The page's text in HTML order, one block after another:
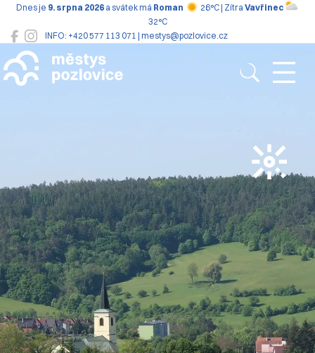
INFO: +420 577 113 071 | mestys@pozlovice.cz
Dnes je 9. srpna 2026 a svátek má Roman 26°C | Zítra Vavřinec
32°C
Pozlovice